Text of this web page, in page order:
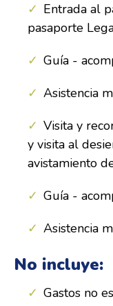
Entrada al
pasaporte
Guía -
Asistencia
Visita y
y visita al
avistamiento
Guía -
Asistencia
No incluye:
Gastos no